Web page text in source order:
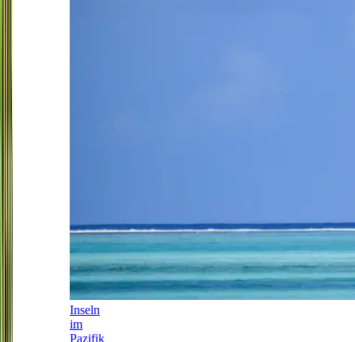
Inseln
im
Pazifik